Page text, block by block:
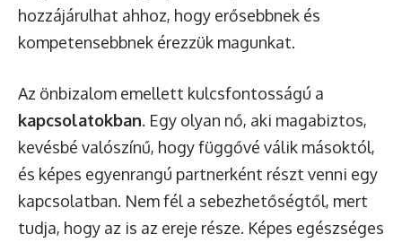
hozzájárulhat ahhoz, hogy erősebbnek és
kompetensebbnek érezzük magunkat.
Az önbizalom emellett kulcsfontosságú a
kapcsolatokban. Egy olyan nő, aki magabiztos,
kevésbé valószínű, hogy függővé válik másoktól,
és képes egyenrangú partnerként részt venni egy
kapcsolatban. Nem fél a sebezhetőségtől, mert
tudja, hogy az is az ereje része. Képes egészséges